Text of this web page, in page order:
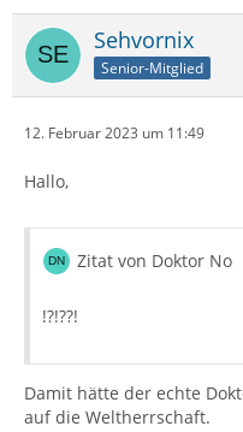
Sehvornix
Senior-Mitglied
12. Februar 2023 um 11:49
Hallo,
Zitat von Doktor No
!?!??!
Damit hätte der echte
auf die Weltherrschaft.